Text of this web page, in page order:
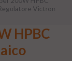
Victron
HPBC